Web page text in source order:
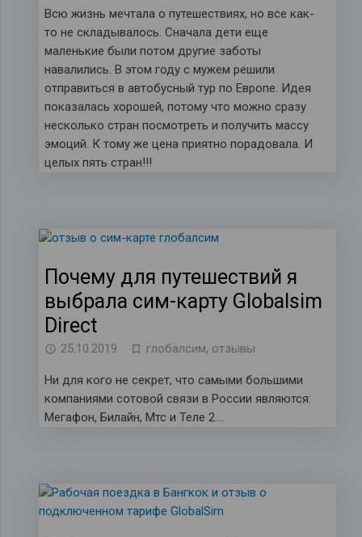
Всю жизнь мечтала о путешествиях, но все как-
то не складывалось. Сначала дети еще
маленькие были потом другие заботы
навалились. В этом году с мужем решили
отправиться в автобусный тур по Европе. Идея
показалась хорошей, потому что можно сразу
несколько стран посмотреть и получить массу
эмоций. К тому же цена приятно порадовала. И
целых пять стран!!!
Почему для путешествий я
выбрала сим-карту Globalsim
Direct
25.10.2019 глобалсим, отзывы
Ни для кого не секрет, что самыми большими
компаниями сотовой связи в России являются:
Мегафон, Билайн, Мтс и Теле 2….